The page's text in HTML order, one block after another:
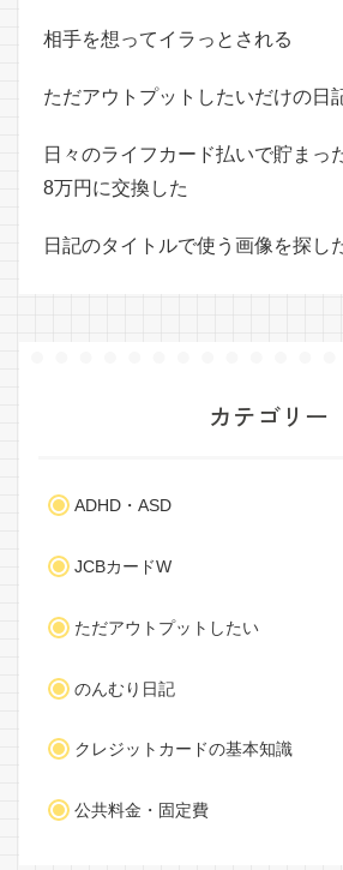
相手を想ってイラっとされる
ただアウトプットしたいだけの日
日々のライフカード払いで貯まっ
8万円に交換した
日記のタイトルで使う画像を探し
カテゴリー
ADHD・ASD
JCBカードW
ただアウトプットしたい
のんむり日記
クレジットカードの基本知識
公共料金・固定費